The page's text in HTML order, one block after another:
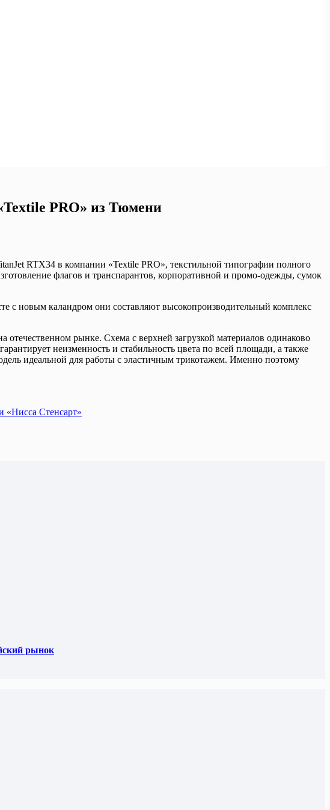
PRO» из Тюмени
RTX34 в компании «Textile PRO», текстильной типографии полного
флагов и транспарантов, корпоративной и промо-одежды, сумок
с новым каландром они составляют высокопроизводительный комплекс
рынке. Схема с верхней загрузкой материалов одинаково
неизменность и стабильность цвета по всей площади, а также
идеальной для работы с эластичным трикотажем. Именно поэтому
Стенсарт»
рынок